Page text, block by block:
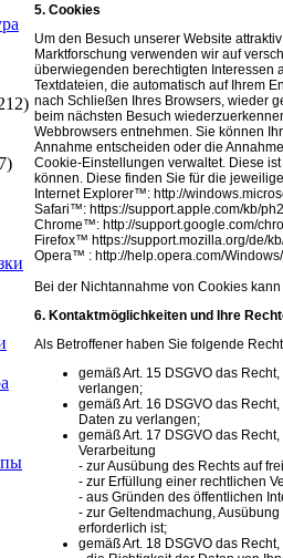
5. Cookies
Um den Besuch unserer Website
Marktforschung verwenden wir auf
überwiegenden berechtigten Interessen
Textdateien, die automatisch auf Ihrem
nach Schließen Ihres Browsers, wieder
beim nächsten Besuch
Webbrowsers entnehmen. Sie können
Annahme entscheiden oder die
Cookie-Einstellungen verwaltet. Diese
können. Diese finden Sie für die
Internet Explorer™: http://
Safari™: https://support.apple.com/kb/
Chrome™: http://support.google.com/
Firefox™ https://support.mozilla.org/de/
Opera™ : http://help.opera.com/
Bei der Nichtannahme von Cookies
6. Kontaktmöglichkeiten und Ihre
Als Betroffener haben Sie folgende
gemäß Art. 15 DSGVO das
verlangen;
gemäß Art. 16 DSGVO das
Daten zu verlangen;
gemäß Art. 17 DSGVO das
Verarbeitung
- zur Ausübung des Rechts auf
- zur Erfüllung einer rechtlichen
- aus Gründen des öffentlichen
- zur Geltendmachung,
erforderlich ist;
gemäß Art. 18 DSGVO das